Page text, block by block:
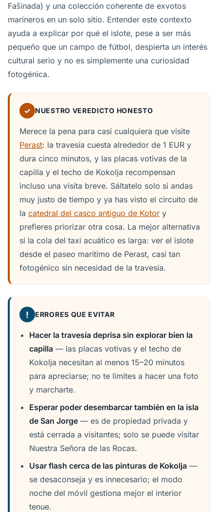
Fašinada) y una colección coherente de exvotos
marineros en un solo sitio. Entender este contexto
ayuda a explicar por qué el islote, pese a ser más
pequeño que un campo de fútbol, despierta un interés
cultural serio y no es simplemente una curiosidad
fotogénica.
✓ NUESTRO VEREDICTO HONESTO
Merece la pena para casi cualquiera que visite
Perast: la travesía cuesta alrededor de 1 EUR y
dura cinco minutos, y las placas votivas de la
capilla y el techo de Kokolja recompensan
incluso una visita breve. Sáltatelo solo si andas
muy justo de tiempo y ya has visto el circuito de
la catedral del casco antiguo de Kotor y
prefieres priorizar otra cosa. La mejor alternativa
si la cola del taxi acuático es larga: ver el islote
desde el paseo marítimo de Perast, casi tan
fotogénico sin necesidad de la travesía.
! ERRORES QUE EVITAR
Hacer la travesía deprisa sin explorar bien la
capilla — las placas votivas y el techo de
Kokolja necesitan al menos 15–20 minutos
para apreciarse; no te limites a hacer una foto
y marcharte.
Esperar poder desembarcar también en la isla
de San Jorge — es de propiedad privada y
está cerrada a visitantes; solo se puede visitar
Nuestra Señora de las Rocas.
Usar flash cerca de las pinturas de Kokolja —
se desaconseja y es innecesario; el modo
noche del móvil gestiona mejor el interior
tenue.